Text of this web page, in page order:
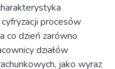
procesów
co dzień zarówno
działów
jako wyraz